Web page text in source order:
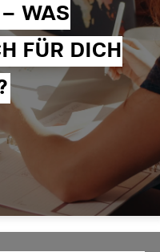
WAS
FÜR DICH